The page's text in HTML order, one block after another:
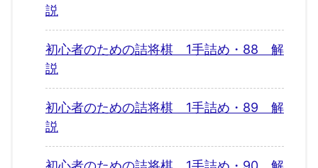
説
初心者のための詰将棋 1手詰め・88 解
説
初心者のための詰将棋 1手詰め・89 解
説